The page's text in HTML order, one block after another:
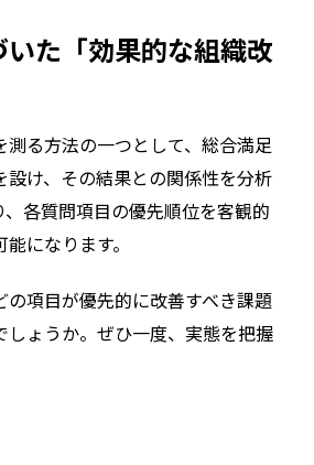
た「効果的な組織改
る方法の一つとして、総合満足
設け、その結果との関係性を分析
、各質問項目の優先順位を客観的
になります。
の項目が優先的に改善すべき課題
しょうか。ぜひ一度、実態を把握